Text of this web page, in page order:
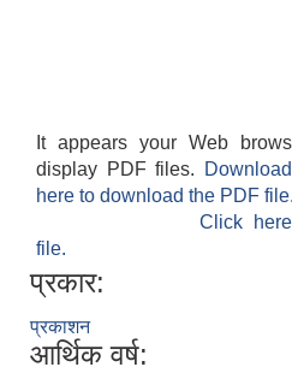
It appears your Web
display PDF files.
here to download the PDF file.
Click
file.
प्रकार:
प्रकाशन
आर्थिक वर्ष: